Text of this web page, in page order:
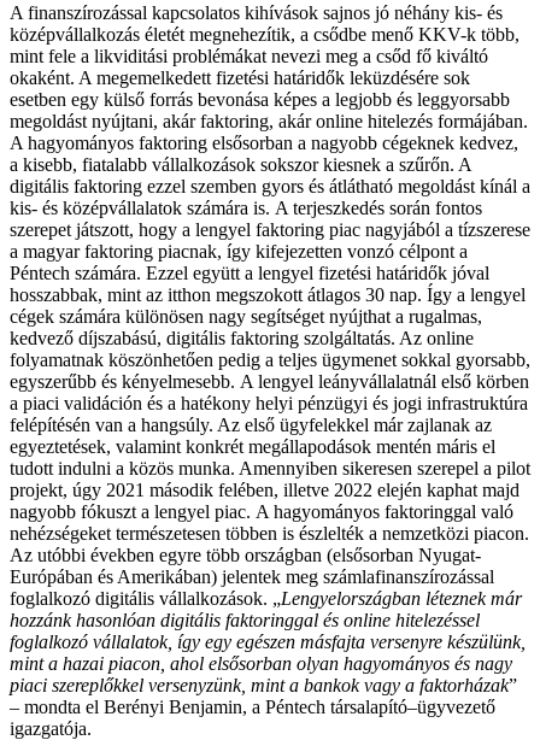
A finanszírozással kapcsolatos kihívások sajnos jó néhány kis- és
középvállalkozás életét megnehezítik, a csődbe menő KKV-k több,
mint fele a likviditási problémákat nevezi meg a csőd fő kiváltó
okaként. A megemelkedett fizetési határidők leküzdésére sok
esetben egy külső forrás bevonása képes a legjobb és leggyorsabb
megoldást nyújtani, akár faktoring, akár online hitelezés formájában.
A hagyományos faktoring elsősorban a nagyobb cégeknek kedvez,
a kisebb, fiatalabb vállalkozások sokszor kiesnek a szűrőn. A
digitális faktoring ezzel szemben gyors és átlátható megoldást kínál a
kis- és középvállalatok számára is. A terjeszkedés során fontos
szerepet játszott, hogy a lengyel faktoring piac nagyjából a tízszerese
a magyar faktoring piacnak, így kifejezetten vonzó célpont a
Péntech számára. Ezzel együtt a lengyel fizetési határidők jóval
hosszabbak, mint az itthon megszokott átlagos 30 nap. Így a lengyel
cégek számára különösen nagy segítséget nyújthat a rugalmas,
kedvező díjszabású, digitális faktoring szolgáltatás. Az online
folyamatnak köszönhetően pedig a teljes ügymenet sokkal gyorsabb,
egyszerűbb és kényelmesebb. A lengyel leányvállalatnál első körben
a piaci validáción és a hatékony helyi pénzügyi és jogi infrastruktúra
felépítésén van a hangsúly. Az első ügyfelekkel már zajlanak az
egyeztetések, valamint konkrét megállapodások mentén máris el
tudott indulni a közös munka. Amennyiben sikeresen szerepel a pilot
projekt, úgy 2021 második felében, illetve 2022 elején kaphat majd
nagyobb fókuszt a lengyel piac. A hagyományos faktoringgal való
nehézségeket természetesen többen is észlelték a nemzetközi piacon.
Az utóbbi években egyre több országban (elsősorban Nyugat-
Európában és Amerikában) jelentek meg számlafinanszírozással
foglalkozó digitális vállalkozások. „Lengyelországban léteznek már
hozzánk hasonlóan digitális faktoringgal és online hitelezéssel
foglalkozó vállalatok, így egy egészen másfajta versenyre készülünk,
mint a hazai piacon, ahol elsősorban olyan hagyományos és nagy
piaci szereplőkkel versenyzünk, mint a bankok vagy a faktorházak”
– mondta el Berényi Benjamin, a Péntech társalapító–ügyvezető
igazgatója.